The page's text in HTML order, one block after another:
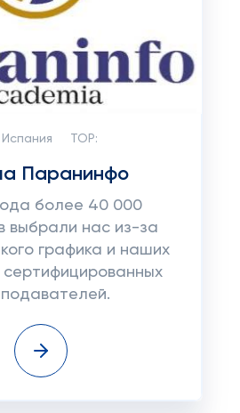
Испания TOP:
Паранинфо
более 40 000
выбрали нас из-за
графика и наших
сертифицированных